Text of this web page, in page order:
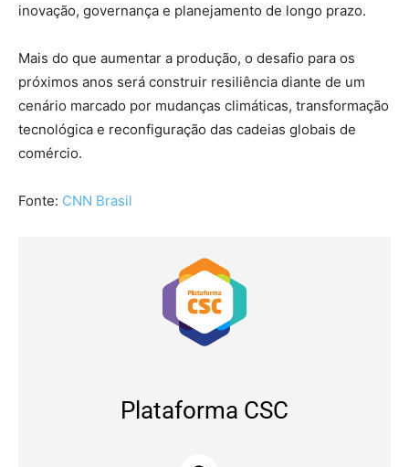
inovação, governança e planejamento de longo prazo.
Mais do que aumentar a produção, o desafio para os
próximos anos será construir resiliência diante de um
cenário marcado por mudanças climáticas, transformação
tecnológica e reconfiguração das cadeias globais de
comércio.
Fonte: CNN Brasil
Plataforma CSC